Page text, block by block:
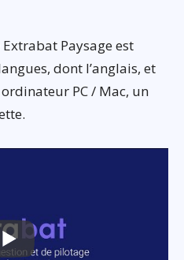
Paysage est
dont l’anglais, et
PC / Mac, un